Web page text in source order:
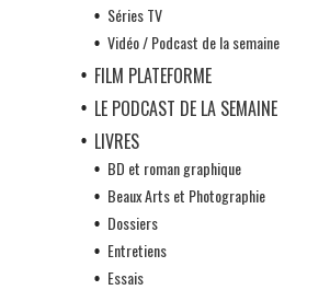
Séries TV
Vidéo / Podcast de la semaine
FILM PLATEFORME
LE PODCAST DE LA SEMAINE
LIVRES
BD et roman graphique
Beaux Arts et Photographie
Dossiers
Entretiens
Essais